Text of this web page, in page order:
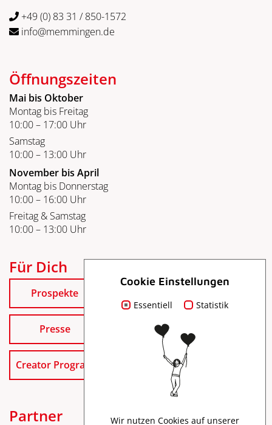
+49 (0) 83 31 / 850-1572
info@memmingen.de
Öffnungszeiten
Mai bis Oktober
Montag bis Freitag
10:00 – 17:00 Uhr
Samstag
10:00 – 13:00 Uhr
November bis April
Montag bis Donnerstag
10:00 – 16:00 Uhr
Freitag & Samstag
10:00 – 13:00 Uhr
Für Dich
Prospekte
Presse
Creator Program
Partner
Cookie Einstellungen
Essentiell Statistik
Wir nutzen Cookies auf unserer